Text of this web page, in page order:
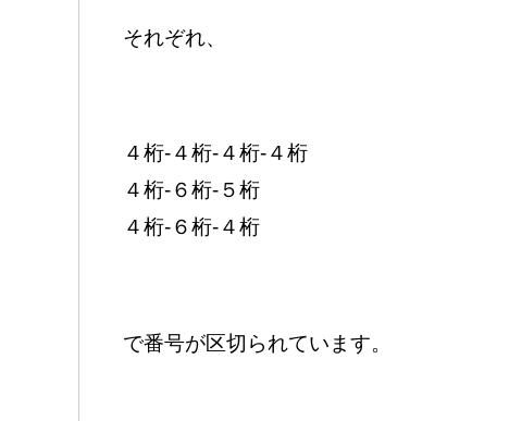
それぞれ、
４桁-４桁-４桁-４桁
４桁-６桁-５桁
４桁-６桁-４桁
で番号が区切られています。